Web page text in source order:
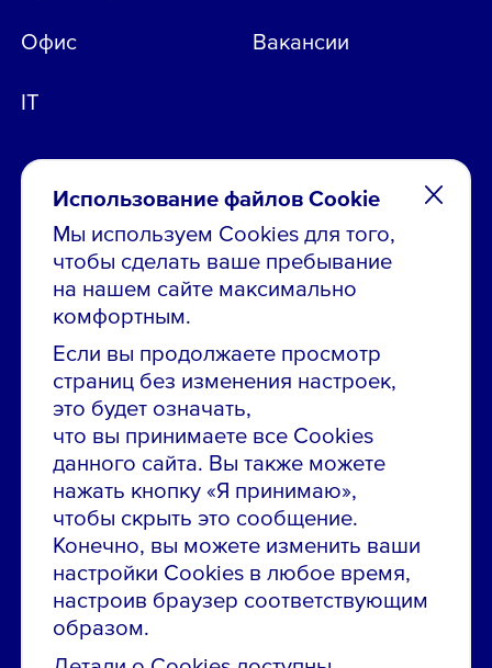
Использование файлов Cookie
Мы используем Cookies для того,
чтобы сделать ваше пребывание
на нашем сайте максимально
комфортным.
Если вы продолжаете просмотр
страниц без изменения настроек,
это будет означать,
что вы принимаете все Cookies
данного сайта. Вы также можете
нажать кнопку «Я принимаю»,
чтобы скрыть это сообщение.
Конечно, вы можете изменить ваши
настройки Cookies в любое время,
настроив браузер соответствующим
образом.
Остались вопросы по вакансиям?
Звони в контакт-центр:
8 800 700-19-43
Офис
IT
Вакансии
Сообщить об ошибке на сайте
ПАО «ГМК «Норильский никель»
Использование материалов сайта
без согласования запрещено.
Российская Федерация, 123112, г. Москва, 1-й
Красногвардейский проезд., д. 15
Политика конфиденциальности
Политика использования файлов cookie
Пользовательское соглашение об использовании